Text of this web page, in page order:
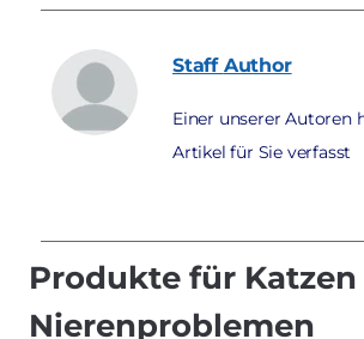
Staff Author
Einer unserer Autoren
Artikel für Sie verfasst
Produkte für
Nierenproblemen